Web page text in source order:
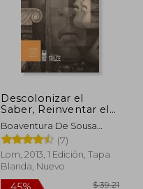
Descolonizar el
Saber, Reinventar el
Poder
Boaventura De Sousa
Santos
(7)
Lom, 2013, 1 Edición, Tapa
Blanda, Nuevo